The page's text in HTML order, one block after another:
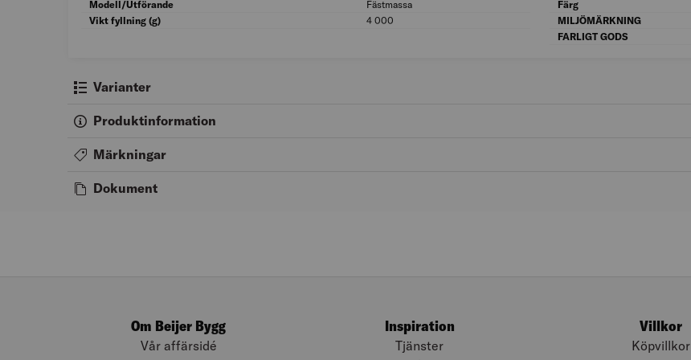
Modell/Utförande
Fästmassa
Modell/Utförande: Fästmassa
Vikt fyllning (g)
4 000 Vikt fyllning (g): 4 000
Färg
MILJÖMÄRKNING
FARLIGT GODS
Varianter
Produktinformation
Märkningar
Dokument
Om Beijer Bygg
Vår affärsidé
Inspiration
Tjänster
Villkor
Köpvillkor